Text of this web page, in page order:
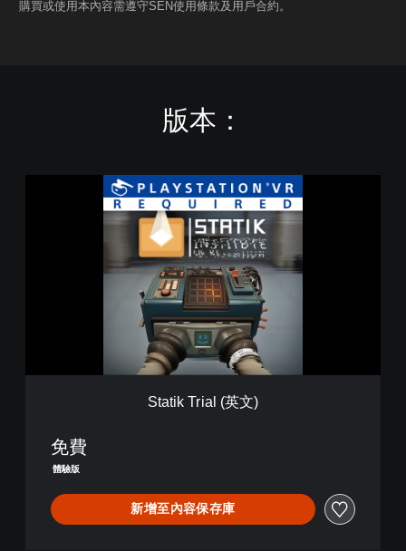
購買或使用本內容需遵守SEN使用條款及用戶合約。
版本：
(
Statik Trial (英文)
免費
體驗版
新增至內容保存庫